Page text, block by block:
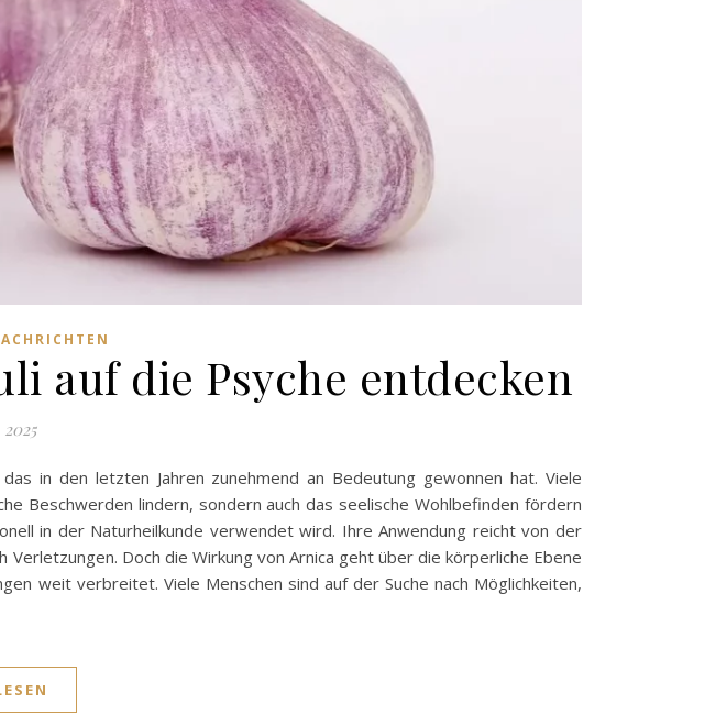
auf die Psyche entdecken
in den letzten Jahren zunehmend an Bedeutung gewonnen hat. Viele
Beschwerden lindern, sondern auch das seelische Wohlbefinden fördern
in der Naturheilkunde verwendet wird. Ihre Anwendung reicht von der
Doch die Wirkung von Arnica geht über die körperliche Ebene
weit verbreitet. Viele Menschen sind auf der Suche nach Möglichkeiten,